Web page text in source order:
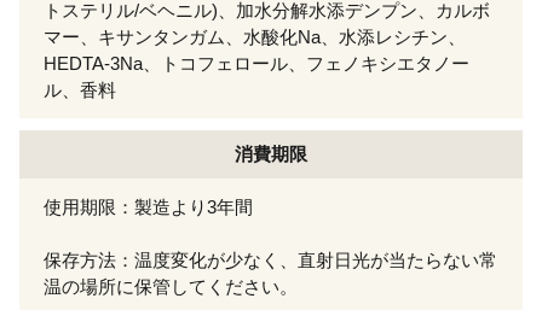
トステリル/ベヘニル)、加水分解水添デンプン、カルボ
マー、キサンタンガム、水酸化Na、水添レシチン、
HEDTA-3Na、トコフェロール、フェノキシエタノー
ル、香料
消費期限
使用期限：製造より3年間
保存方法：温度変化が少なく、直射日光が当たらない常
温の場所に保管してください。